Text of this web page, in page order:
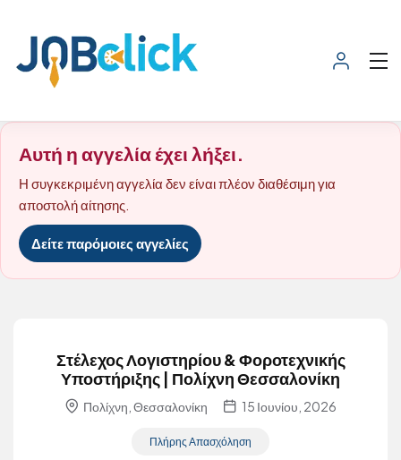
Αυτή η αγγελία έχει λήξει.
Η συγκεκριμένη αγγελία δεν είναι πλέον διαθέσιμη για
αποστολή αίτησης.
Δείτε παρόμοιες αγγελίες
Στέλεχος Λογιστηρίου & Φοροτεχνικής
Υποστήριξης | Πολίχνη Θεσσαλονίκη
Πολίχνη, Θεσσαλονίκη 15 Ιουνίου, 2026
Πλήρης Απασχόληση